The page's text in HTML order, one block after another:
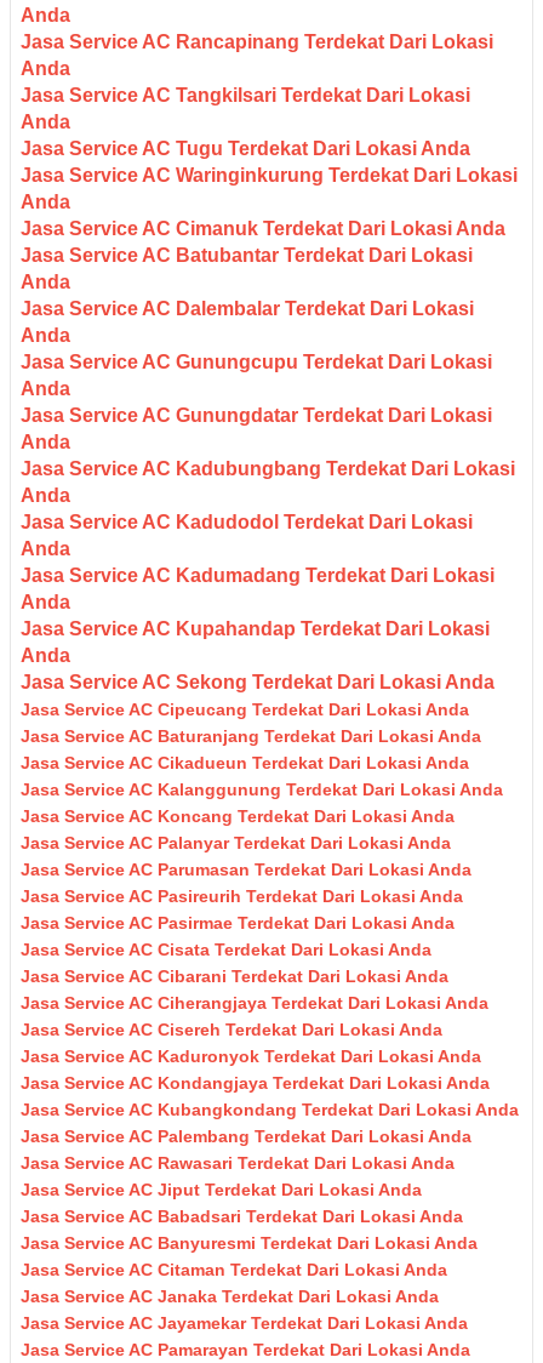
Anda
Jasa Service AC Rancapinang Terdekat Dari Lokasi
Anda
Jasa Service AC Tangkilsari Terdekat Dari Lokasi
Anda
Jasa Service AC Tugu Terdekat Dari Lokasi Anda
Jasa Service AC Waringinkurung Terdekat Dari Lokasi
Anda
Jasa Service AC Cimanuk Terdekat Dari Lokasi Anda
Jasa Service AC Batubantar Terdekat Dari Lokasi
Anda
Jasa Service AC Dalembalar Terdekat Dari Lokasi
Anda
Jasa Service AC Gunungcupu Terdekat Dari Lokasi
Anda
Jasa Service AC Gunungdatar Terdekat Dari Lokasi
Anda
Jasa Service AC Kadubungbang Terdekat Dari Lokasi
Anda
Jasa Service AC Kadudodol Terdekat Dari Lokasi
Anda
Jasa Service AC Kadumadang Terdekat Dari Lokasi
Anda
Jasa Service AC Kupahandap Terdekat Dari Lokasi
Anda
Jasa Service AC Sekong Terdekat Dari Lokasi Anda
Jasa Service AC Cipeucang Terdekat Dari Lokasi Anda
Jasa Service AC Baturanjang Terdekat Dari Lokasi Anda
Jasa Service AC Cikadueun Terdekat Dari Lokasi Anda
Jasa Service AC Kalanggunung Terdekat Dari Lokasi Anda
Jasa Service AC Koncang Terdekat Dari Lokasi Anda
Jasa Service AC Palanyar Terdekat Dari Lokasi Anda
Jasa Service AC Parumasan Terdekat Dari Lokasi Anda
Jasa Service AC Pasireurih Terdekat Dari Lokasi Anda
Jasa Service AC Pasirmae Terdekat Dari Lokasi Anda
Jasa Service AC Cisata Terdekat Dari Lokasi Anda
Jasa Service AC Cibarani Terdekat Dari Lokasi Anda
Jasa Service AC Ciherangjaya Terdekat Dari Lokasi Anda
Jasa Service AC Cisereh Terdekat Dari Lokasi Anda
Jasa Service AC Kaduronyok Terdekat Dari Lokasi Anda
Jasa Service AC Kondangjaya Terdekat Dari Lokasi Anda
Jasa Service AC Kubangkondang Terdekat Dari Lokasi Anda
Jasa Service AC Palembang Terdekat Dari Lokasi Anda
Jasa Service AC Rawasari Terdekat Dari Lokasi Anda
Jasa Service AC Jiput Terdekat Dari Lokasi Anda
Jasa Service AC Babadsari Terdekat Dari Lokasi Anda
Jasa Service AC Banyuresmi Terdekat Dari Lokasi Anda
Jasa Service AC Citaman Terdekat Dari Lokasi Anda
Jasa Service AC Janaka Terdekat Dari Lokasi Anda
Jasa Service AC Jayamekar Terdekat Dari Lokasi Anda
Jasa Service AC Pamarayan Terdekat Dari Lokasi Anda